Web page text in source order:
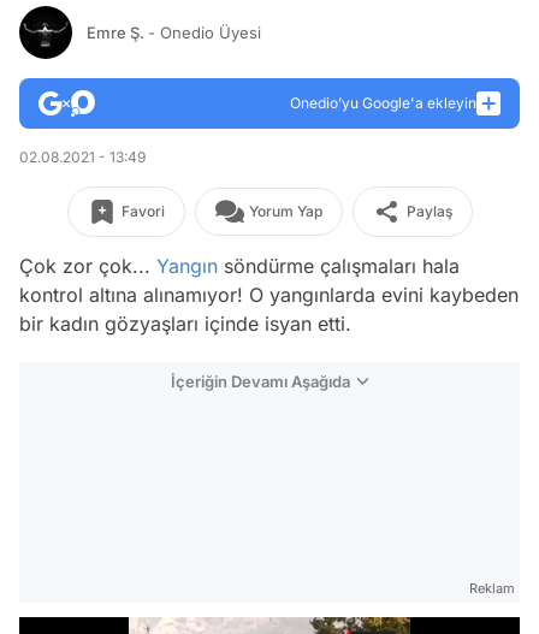
Emre Ş. - Onedio Üyesi
Onedio’yu Google'a ekleyin
02.08.2021 - 13:49
Favori Yorum Yap Paylaş
Çok zor çok... Yangın söndürme çalışmaları hala
kontrol altına alınamıyor! O yangınlarda evini kaybeden
bir kadın gözyaşları içinde isyan etti.
İçeriğin Devamı Aşağıda
Reklam